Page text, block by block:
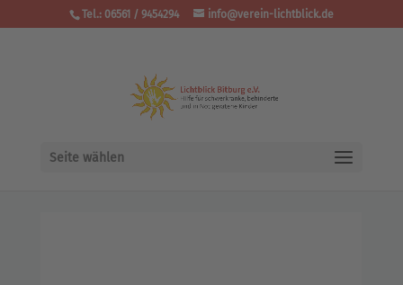
Tel.: 06561 / 9454294 info@verein-lichtblick.de
Seite wählen